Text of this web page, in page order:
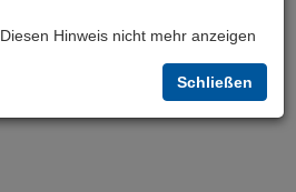
Diesen Hinweis nicht mehr anzeigen
Schließen